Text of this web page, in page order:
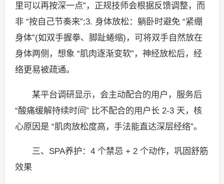
里可以再按深一点”，正规技师会根据反馈调整，而
非 “按自己节奏来”;3. 身体放松：躺卧时避免 “紧绷
身体”(如双手握拳、脚趾蜷缩)，可将双手自然放在
身体两侧，想象 “肌肉逐渐变软”，神经放松后，经
络更易被疏通。
某平台调研显示，会主动配合的用户，服务后
“酸痛缓解持续时间” 比不配合的用户长 2-3 天，核
心原因是 “肌肉放松度高，手法能直达深层经络”。
三、SPA养护：4 个禁忌 + 2 个动作，巩固舒筋
效果